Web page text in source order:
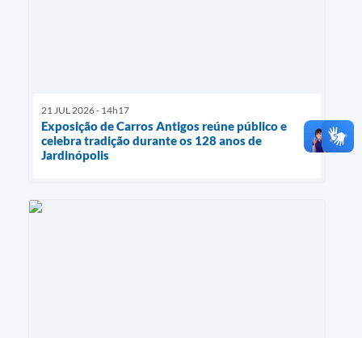
21 JUL 2026 - 14h17
Exposição de Carros Antigos reúne público e
celebra tradição durante os 128 anos de
Jardinópolis